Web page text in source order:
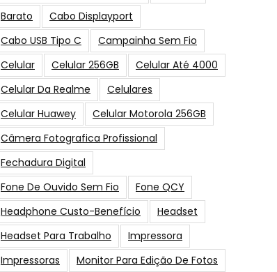
Barato
Cabo Displayport
Cabo USB Tipo C
Campainha Sem Fio
Celular
Celular 256GB
Celular Até 4000
Celular Da Realme
Celulares
Celular Huawey
Celular Motorola 256GB
Câmera Fotografica Profissional
Fechadura Digital
Fone De Ouvido Sem Fio
Fone QCY
Headphone Custo-Benefício
Headset
Headset Para Trabalho
Impressora
Impressoras
Monitor Para Edição De Fotos